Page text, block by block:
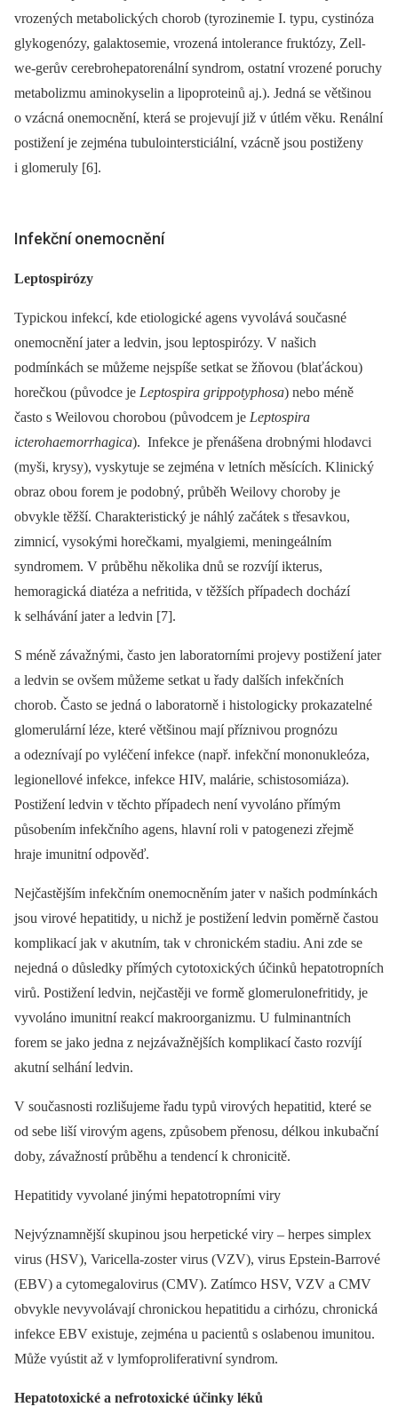
vrozených metabolických chorob (tyrozinemie I. typu, cystinóza
glykogenózy, galaktosemie, vrozená intolerance fruktózy, Zell-
we-gerův cerebrohepatorenální syndrom, ostatní vrozené poruchy
metabolizmu aminokyselin a lipoproteinů aj.). Jedná se většinou
o vzácná onemocnění, která se projevují již v útlém věku. Renální
postižení je zejména tubulointersticiální, vzácně jsou postiženy
i glomeruly [6].
Infekční onemocnění
Leptospirózy
Typickou infekcí, kde etiologické agens vyvolává současné
onemocnění jater a ledvin, jsou leptospirózy. V našich
podmínkách se můžeme nejspíše setkat se žňovou (blaťáckou)
horečkou (původce je Leptospira grippotyphosa) nebo méně
často s Weilovou chorobou (původcem je Leptospira
icterohaemorrhagica). Infekce je přenášena drobnými hlodavci
(myši, krysy), vyskytuje se zejména v letních měsících. Klinický
obraz obou forem je podobný, průběh Weilovy choroby je
obvykle těžší. Charakteristický je náhlý začátek s třesavkou,
zimnicí, vysokými horečkami, myalgiemi, meningeálním
syndromem. V průběhu několika dnů se rozvíjí ikterus,
hemoragická diatéza a nefritida, v těžších případech dochází
k selhávání jater a ledvin [7].
S méně závažnými, často jen laboratorními projevy postižení jater
a ledvin se ovšem můžeme setkat u řady dalších infekčních
chorob. Často se jedná o laboratorně i histologicky prokazatelné
glomerulární léze, které většinou mají příznivou prognózu
a odeznívají po vyléčení infekce (např. infekční mononukleóza,
legionellové infekce, infekce HIV, malárie, schistosomiáza).
Postižení ledvin v těchto případech není vyvoláno přímým
působením infekčního agens, hlavní roli v patogenezi zřejmě
hraje imunitní odpověď.
Nejčastějším infekčním onemocněním jater v našich podmínkách
jsou virové hepatitidy, u nichž je postižení ledvin poměrně častou
komplikací jak v akutním, tak v chronickém stadiu. Ani zde se
nejedná o důsledky přímých cytotoxických účinků hepatotropních
virů. Postižení ledvin, nejčastěji ve formě glomerulonefritidy, je
vyvoláno imunitní reakcí makroorganizmu. U fulminantních
forem se jako jedna z nejzávažnějších komplikací často rozvíjí
akutní selhání ledvin.
V současnosti rozlišujeme řadu typů virových hepatitid, které se
od sebe liší virovým agens, způsobem přenosu, délkou inkubační
doby, závažností průběhu a tendencí k chronicitě.
Hepatitidy vyvolané jinými hepatotropními viry
Nejvýznamnější skupinou jsou herpetické viry –⁠ herpes simplex
virus (HSV), Varicella-zoster virus (VZV), virus Epstein-Barrové
(EBV) a cytomegalovirus (CMV). Zatímco HSV, VZV a CMV
obvykle nevyvolávají chronickou hepatitidu a cirhózu, chronická
infekce EBV existuje, zejména u pacientů s oslabenou imunitou.
Může vyústit až v lymfoproliferativní syndrom.
Hepatotoxické a nefrotoxické účinky léků